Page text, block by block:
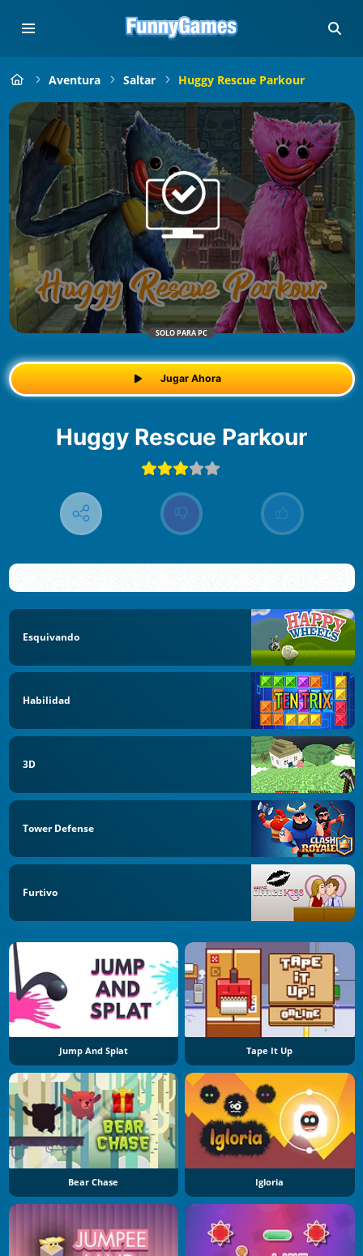
Aventura Saltar Huggy Rescue Parkour
SOLO PARA PC
Jugar Ahora
Huggy Rescue Parkour
Esquivando
Habilidad
3D
Tower Defense
Furtivo
Jump And Splat Tape It Up
Bear Chase Igloria